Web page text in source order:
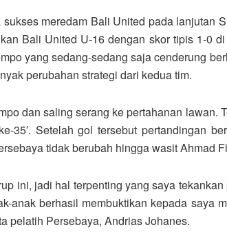
meredam Bali United pada lanjutan
Bali United U-16 dengan skor tipis 1-0
yang sedang-sedang saja cenderung
perubahan strategi dari kedua tim.
dan saling serang ke pertahanan
35′. Setelah gol tersebut pertandingan
tidak berubah hingga wasit
ini, jadi hal terpenting yang saya
anak berhasil membuktikan kepada
pelatih Persebaya, Andrias Johanes.